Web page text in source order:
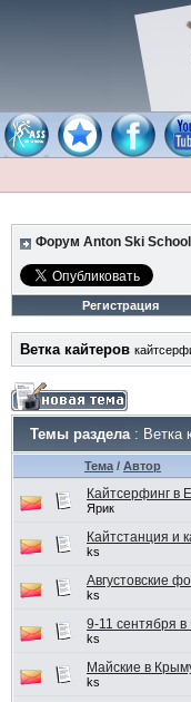
Форум Anton Ski School
Регистрация
Ветка кайтеров
Темы раздела: Ветка
Тема / Автор
Кайтсерфинг в
Ярик
Кайтстанция и
ks
Августовские
ks
9-11 сентября в
ks
Майские в
ks